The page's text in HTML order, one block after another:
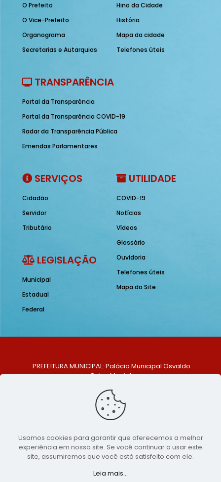
O Prefeito
O Vice-Prefeito
Organograma
Secretarias e Autarquias
Hino da Cidade
História
Mapa da cidade
Telefones úteis
TRANSPARÊNCIA
Portal da Transparência
Portal da Transparência COVID-19
Radar da Transparência Pública
Emendas Parlamentares
SERVIÇOS
Cidadão
Servidor
Tributário
LEGISLAÇÃO
Municipal
Estadual
Federal
UTILIDADE
COVID-19
Notícias
Vídeos
Glossário
Ouvidoria
Telefones úteis
Mapa do Site
PREFEITURA MUNICIPAL: Palácio Municipal Osvaldo
Celso Maciel
Centro, São Bento do Una - PE. CEP: 553370-128
TELEFONE: (81) 99548-1569
E-MAIL: ouvidoria@saobentodouna.pe.gov.br
Copyright 2021-2026 - Assessoria de Comunicação da
Prefeitura de São Bento do Una - PE
Usamos cookies para garantir que oferecemos a melhor
experiência em nosso site. Se você continuar a usar este
site, assumiremos que você está satisfeito com ele.
Leia mais...